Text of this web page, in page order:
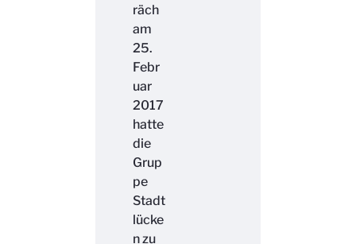
räch
am
25.
Febr
uar
2017
hatte
die
Grup
pe
Stadt
lücke
n zu